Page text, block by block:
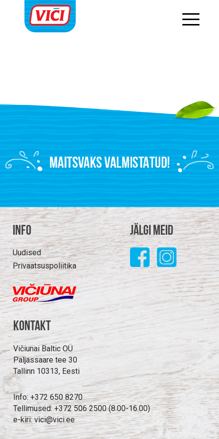
Info
Uudised
Privaatsuspoliitika
Jälgi meid
Kontakt
Vičiunai Baltic OÜ
Paljassaare tee 30
Tallinn 10313, Eesti
Info: +372 650 8270
Tellimused: +372 506 2500 (8.00-16.00)
e-kiri: vici@vici.ee